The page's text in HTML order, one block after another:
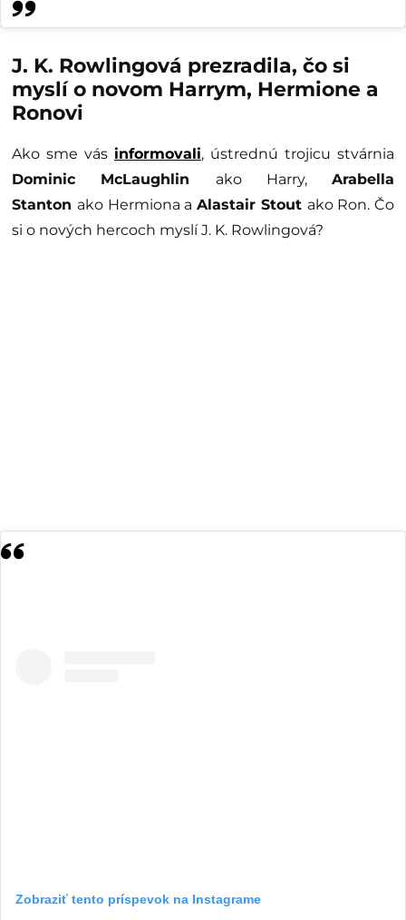
J. K. Rowlingová prezradila, čo si
myslí o novom Harrym, Hermione a
Ronovi
Ako sme vás informovali, ústrednú trojicu stvárnia
Dominic McLaughlin ako Harry, Arabella
Stanton ako Hermiona a Alastair Stout ako Ron. Čo
si o nových hercoch myslí J. K. Rowlingová?
Zobraziť tento príspevok na Instagrame